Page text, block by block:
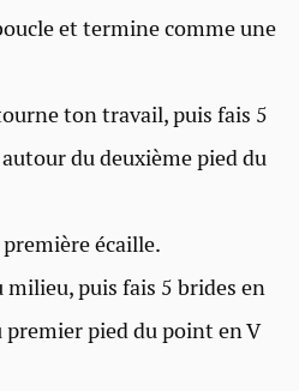
et termine comme une
ton travail, puis fais 5
du deuxième pied du
écaille.
milieu, puis fais 5 brides en
pied du point en V